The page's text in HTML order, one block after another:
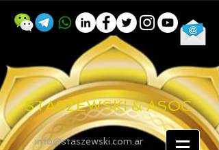
STASZEWSKI & ASOC
info@staszewski.com.ar